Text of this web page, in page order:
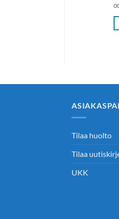
Tilaa huolto
Tilaa
UKK